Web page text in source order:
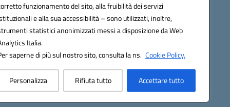
funzionamento del sito, alla fruibilità dei servizi
e alla sua accessibilità – sono utilizzati, inoltre,
statistici anonimizzati messi a disposizione da Web
Italia.
saperne di più sul nostro sito, consulta la ns. Cookie Policy.
Personalizza Rifiuta tutto Accettare tutto